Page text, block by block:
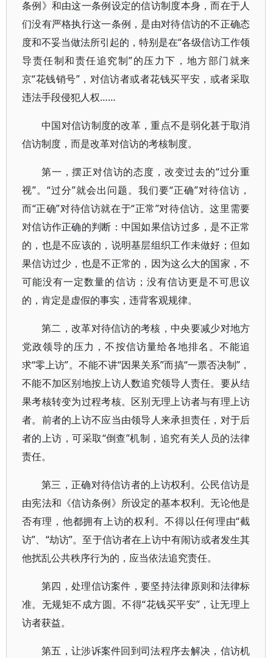
条例》和由这一条例设定的信访制度本身，而在于人
们没有严格执行这一条例，是由对待信访的不正确态
度和不妥当做法所引起的，特别是在“各级信访工作领
导责任制和责任追究制”的压力下，地方部门就来
京“花钱销号”，对信访者或者花钱买平安，或者采取
违法手段侵犯人权……
中国对信访制度的改革，重点不是弱化甚于取消
信访制度，而是改革对信访的考核制度。
第一，摆正对信访的态度，改变过去的“过分重
视”。“过分”就会出问题。我们要“正确”对待信访，
而“正确”对待信访就在于“正常”对待信访。这里需要
对信访作正确的判断：中国如果信访过多，是不正常
的，也是不应该的，说明基层组织工作未做好；但如
果信访过少，也是不正常的，因为这么大的国家，不
可能没有一定数量的信访；没有信访更是不可思议
的，肯定是虚假的事实，违背客观规律。
第二，改革对待信访的考核，中央要减少对地方
党政领导的压力，不按信访量给各地排名。不能追
求“零上访”。不能不讲“因果关系”而搞“一票否决制”，
不能不加区别地按上访人数追究领导人责任。要从结
果考核转变为过程考核。区别无理上访者与有理上访
者。前者的上访不应当由领导人来承担责任，对于后
者的上访，可采取“倒查”机制，追究有关人员的法律
责任。
第三，正确对待信访者的上访权利。公民信访是
由宪法和《信访条例》所设定的基本权利。无论他是
否有理，他都拥有上访的权利。不得以任何理由“截
访”、“劫访”。至于信访者在上访中有闹访或者发生其
他扰乱公共秩序行为的，应当依法追究责任。
第四，处理信访案件，要坚持法律原则和法律标
准。无规矩不成方圆。不得“花钱买平安”，让无理上
访者获益。
第五，让涉诉案件回到司法程序去解决，信访机